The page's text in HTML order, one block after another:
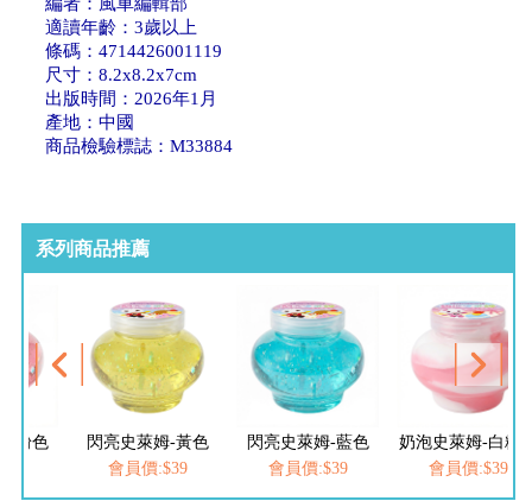
編者：風車編輯部
適讀年齡：3歲以上
條碼：4714426001119
尺寸：8.2x8.2x7cm
出版時間：2026年1月
產地：中國
商品檢驗標誌：M33884
系列商品推薦
-粉色
閃亮史萊姆-黃色
會員價:$39
閃亮史萊姆-藍色
會員價:$39
奶泡史萊姆-白粉
會員價:$39